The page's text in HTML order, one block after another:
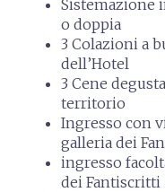
Sistemazione
o doppia
3 Colazioni a
dell’Hotel
3 Cene
territorio
Ingresso con
galleria dei
ingresso
dei Fantiscritti